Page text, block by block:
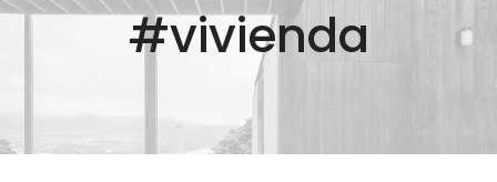
#vivienda